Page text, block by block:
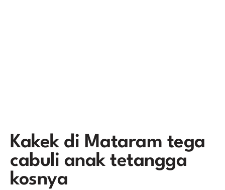
Kakek di Mataram tega
cabuli anak tetangga
kosnya